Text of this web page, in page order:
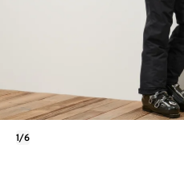
1/6